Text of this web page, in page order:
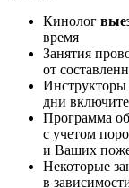
Кинолог
время
Занятия
от
Инструкторы
дни
Программа
с учетом
и Ваших
Некоторые
в